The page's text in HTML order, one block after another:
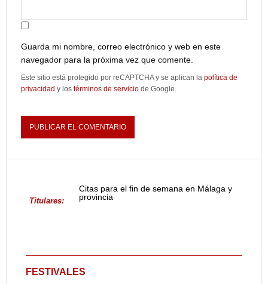
Guarda mi nombre, correo electrónico y web en este
navegador para la próxima vez que comente.
Este sitio está protegido por reCAPTCHA y se aplican la política de
privacidad y los términos de servicio de Google.
Titulares:
Citas para el fin de semana en Málaga y
provincia
FESTIVALES